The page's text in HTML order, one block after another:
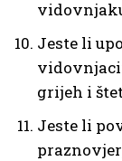
Jeste li
grijeh i
Jeste li